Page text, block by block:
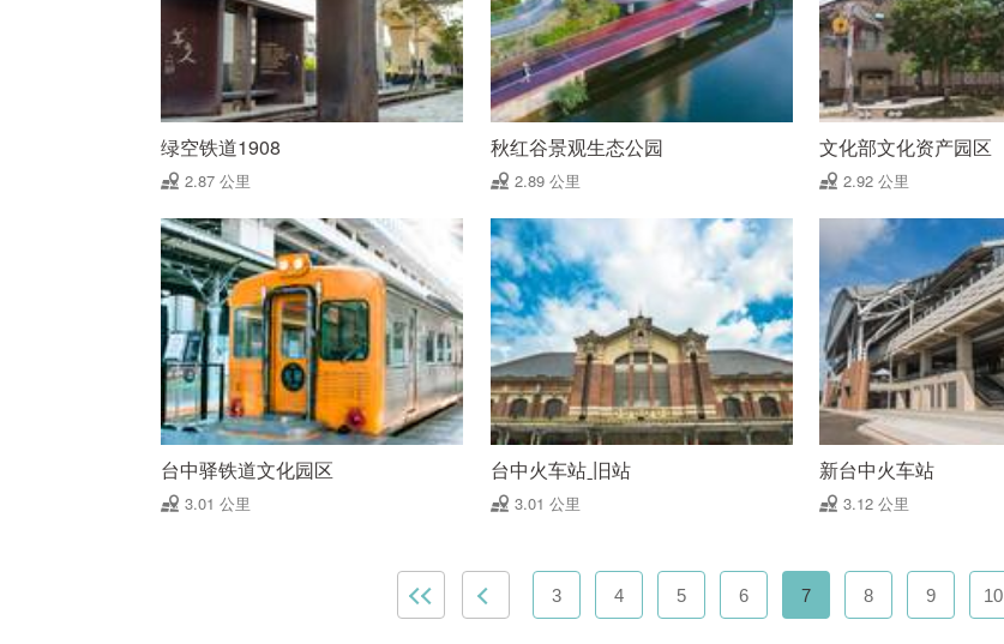
绿空铁道1908
2.87 公里
秋红谷景观生态公园
2.89 公里
文化部文化资产园区
2.92 公里
台中驿铁道文化园区
3.01 公里
台中火车站ˍ旧站
3.01 公里
新台中火车站
3.12 公里
3 4 5 6 7 8 9 10